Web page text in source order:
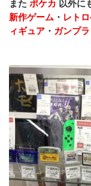
また ポケカ 以外に
新作ゲーム ・ レト
ィギュア ・ ガンプラ